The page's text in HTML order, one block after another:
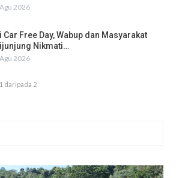
2026
Car Free Day, Wabup dan Masyarakat
Nikmati…
2026
1 daripada 2